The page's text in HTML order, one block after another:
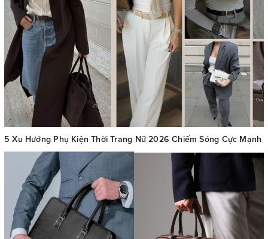
5 Xu Hướng Phụ Kiện Thời Trang Nữ 2026 Chiếm Sóng Cực Mạnh